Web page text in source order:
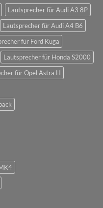
Lautsprecher für Audi A3 8P
Lautsprecher für Audi A4 B6
für Ford Kuga
Lautsprecher für Honda S2000
für Opel Astra H